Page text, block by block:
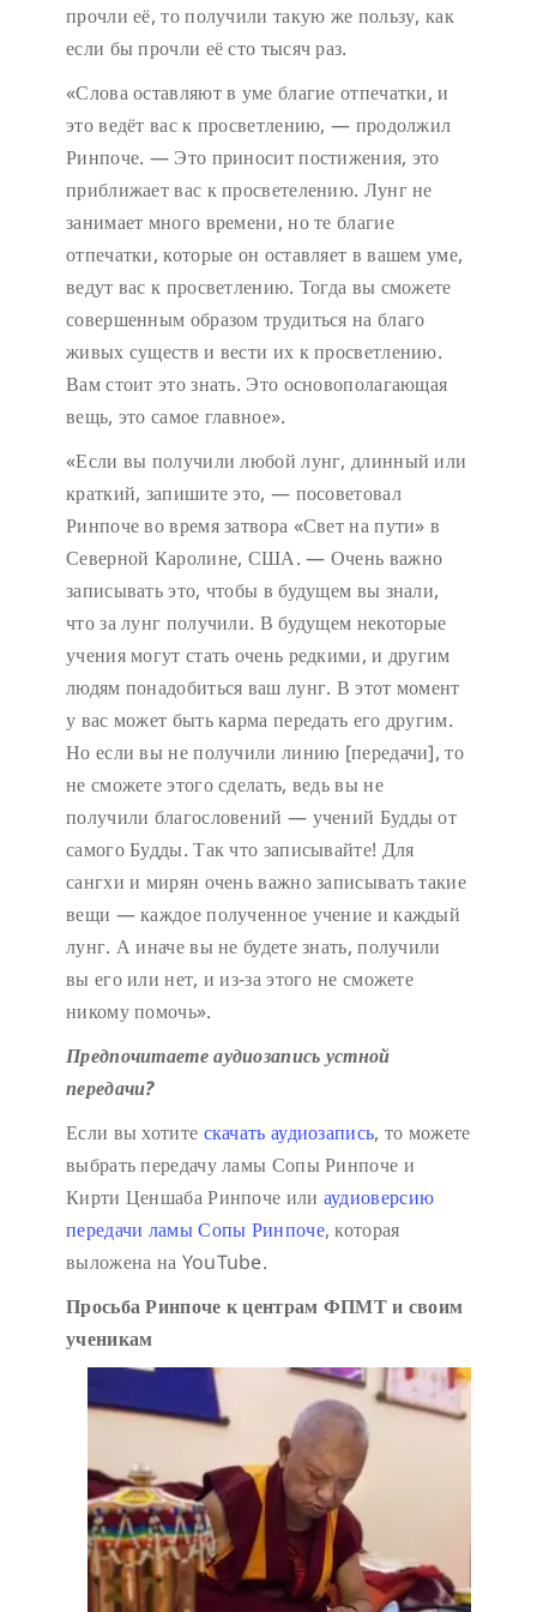
прочли её, то получили такую же пользу, как
если бы прочли её сто тысяч раз.
«Слова оставляют в уме благие отпечатки, и
это ведёт вас к просветлению, — продолжил
Ринпоче. — Это приносит постижения, это
приближает вас к просветелению. Лунг не
занимает много времени, но те благие
отпечатки, которые он оставляет в вашем уме,
ведут вас к просветлению. Тогда вы сможете
совершенным образом трудиться на благо
живых существ и вести их к просветлению.
Вам стоит это знать. Это основополагающая
вещь, это самое главное».
«Если вы получили любой лунг, длинный или
краткий, запишите это, — посоветовал
Ринпоче во время затвора «Свет на пути» в
Северной Каролине, США. — Очень важно
записывать это, чтобы в будущем вы знали,
что за лунг получили. В будущем некоторые
учения могут стать очень редкими, и другим
людям понадобиться ваш лунг. В этот момент
у вас может быть карма передать его другим.
Но если вы не получили линию [передачи], то
не сможете этого сделать, ведь вы не
получили благословений — учений Будды от
самого Будды. Так что записывайте! Для
сангхи и мирян очень важно записывать такие
вещи — каждое полученное учение и каждый
лунг. А иначе вы не будете знать, получили
вы его или нет, и из-за этого не сможете
никому помочь».
Предпочитаете аудиозапись устной
передачи?
Если вы хотите скачать аудиозапись, то можете
выбрать передачу ламы Сопы Ринпоче и
Кирти Ценшаба Ринпоче или аудиоверсию
передачи ламы Сопы Ринпоче, которая
выложена на YouTube.
Просьба Ринпоче к центрам ФПМТ и своим
ученикам